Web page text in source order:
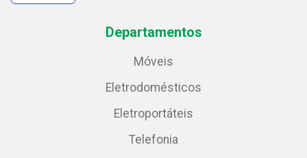
Departamentos
Móveis
Eletrodomésticos
Eletroportáteis
Telefonia